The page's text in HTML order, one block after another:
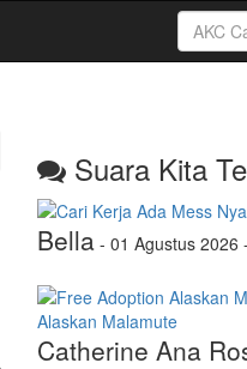
Suara Kita
Bella - 01 Agustus 2026
Alaskan Malamute
Catherine Ana